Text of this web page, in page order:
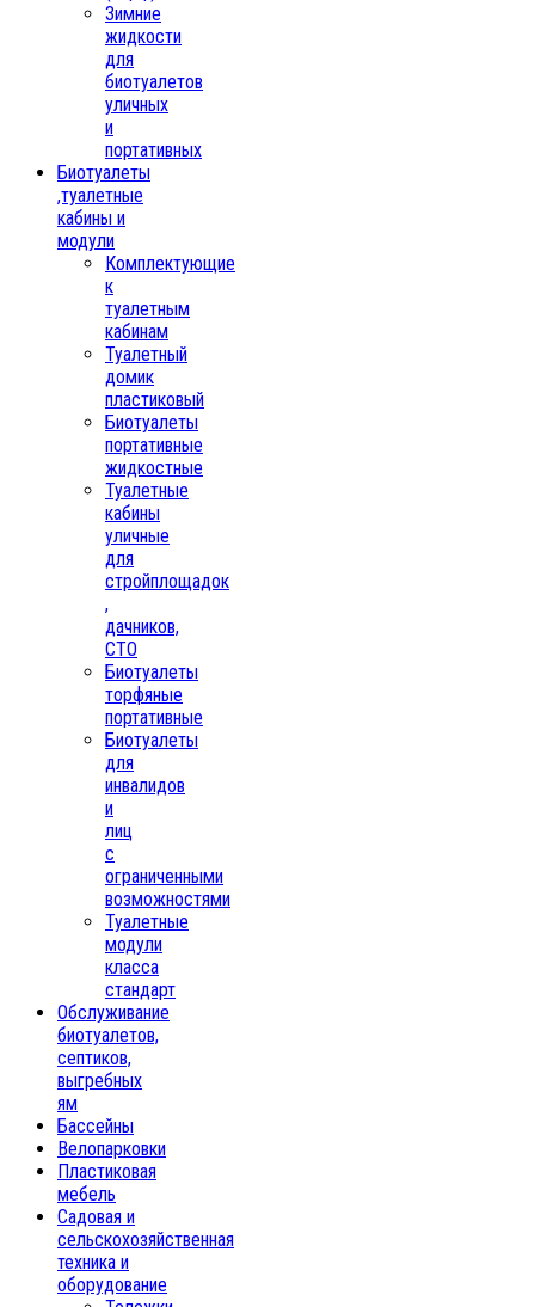
Зимние
жидкости
для
биотуалетов
уличных
и
портативных
Биотуалеты
,туалетные
кабины и
модули
Комплектующие
к
туалетным
кабинам
Туалетный
домик
пластиковый
Биотуалеты
портативные
жидкостные
Туалетные
кабины
уличные
для
стройплощадок
,
дачников,
СТО
Биотуалеты
торфяные
портативные
Биотуалеты
для
инвалидов
и
лиц
с
ограниченными
возможностями
Туалетные
модули
класса
стандарт
Обслуживание
биотуалетов,
септиков,
выгребных
ям
Бассейны
Велопарковки
Пластиковая
мебель
Садовая и
сельскохозяйственная
техника и
оборудование